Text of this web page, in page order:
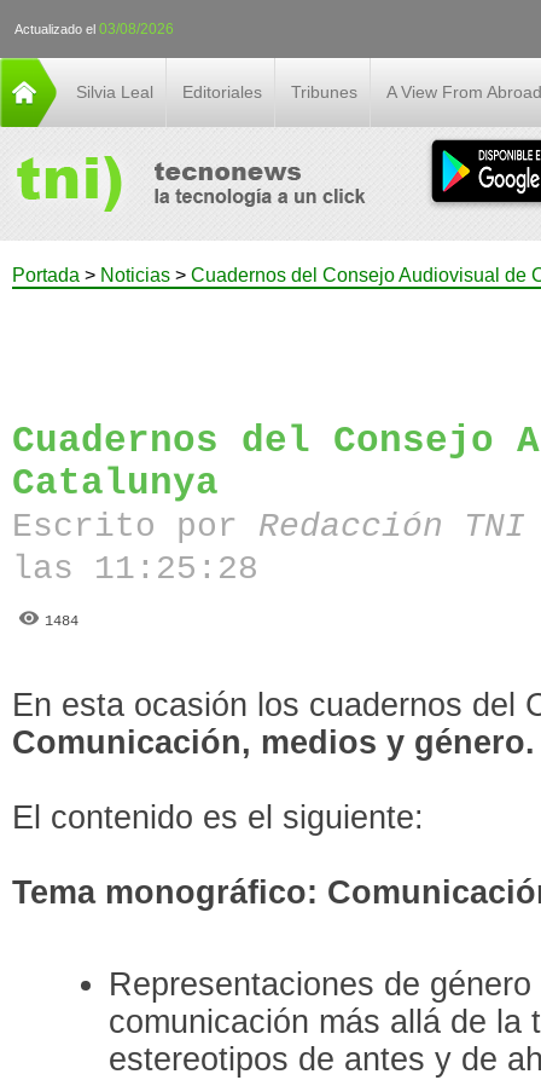
Actualizado el 03/08/2026
Silvia Leal Editoriales Tribunes A View From Abroad
Portada > Noticias > Cuadernos del Consejo Audiovisual de
Cuadernos del Consejo
Catalunya
Escrito por Redacción
las 11:25:28
1484
En esta ocasión los cuadernos del
Comunicación, medios y género.
El contenido es el siguiente:
Tema monográfico:
Representaciones de
comunicación más allá de la
estereotipos de antes y de